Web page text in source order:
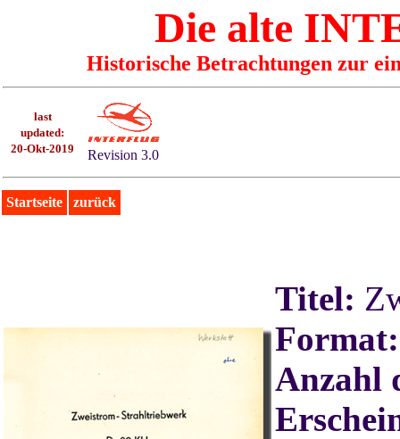
Die alte
Historische Betrachtungen zur
last
updated:
20-Okt-2019
Revision 3.0
Startseite zurück
Titel:
Format:
Anzahl